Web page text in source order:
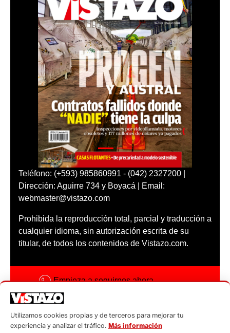
Teléfono: (+593) 985860991 - (042) 2327200 |
Dirección: Aguirre 734 y Boyacá | Email:
webmaster@vistazo.com
Prohibida la reproducción total, parcial y traducción a
cualquier idioma, sin autorización escrita de su
titular, de todos los contenidos de Vistazo.com.
Empieza a seguirnos ahora
Código ética
Utilizamos cookies propias y de terceros para mejorar tu
experiencia y analizar el tráfico. Más información